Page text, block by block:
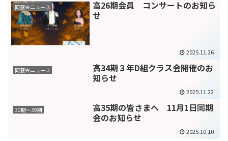
同窓会ニュース
高26期会員 コンサートのお知ら
せ
2025.11.26
同窓会ニュース
高34期３年D組クラス会開催のお
知らせ
2025.11.22
30期～39期
高35期の皆さまへ 11月1日同期
会のお知らせ
2025.10.10